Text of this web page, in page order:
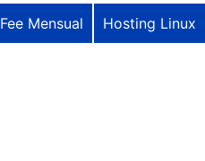
Fee Mensual Hosting Linux